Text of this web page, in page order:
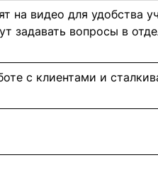
на видео для удобства
задавать вопросы в
с клиентами и